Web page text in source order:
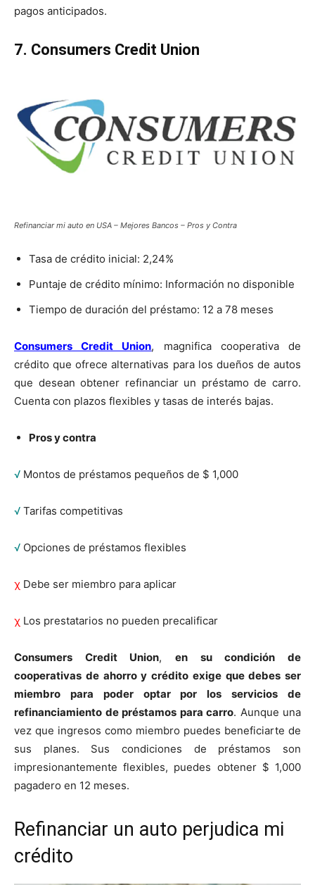
pagos anticipados.
7. Consumers Credit Union
Refinanciar mi auto en USA – Mejores Bancos – Pros y Contra
Tasa de crédito inicial: 2,24%
Puntaje de crédito mínimo: Información no disponible
Tiempo de duración del préstamo: 12 a 78 meses
Consumers Credit Union, magnifica cooperativa de
crédito que ofrece alternativas para los dueños de autos
que desean obtener refinanciar un préstamo de carro.
Cuenta con plazos flexibles y tasas de interés bajas.
Pros y contra
√ Montos de préstamos pequeños de $ 1,000
√ Tarifas competitivas
√ Opciones de préstamos flexibles
χ Debe ser miembro para aplicar
χ Los prestatarios no pueden precalificar
Consumers Credit Union,en su condición de
cooperativas de ahorro y crédito exige que debes ser
miembro para poder optar por los servicios de
refinanciamiento de préstamos para carro. Aunque una
vez que ingresos como miembro puedes beneficiarte de
sus planes. Sus condiciones de préstamos son
impresionantemente flexibles, puedes obtener $ 1,000
pagadero en 12 meses.
Refinanciar un auto perjudica mi
crédito